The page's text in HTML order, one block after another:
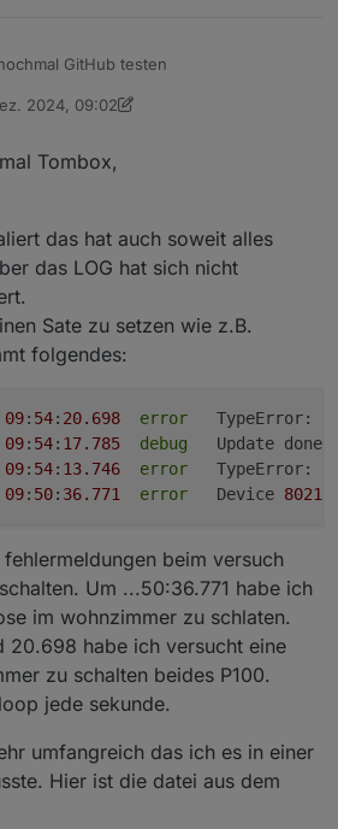
GitHub testen
2024, 09:02
Mr. Qi 12. Sept. 2024, 11:35
Tombox,
das hat auch soweit alles
das LOG hat sich nicht
Sate zu setzen wie z.B.
folgendes:
09: 54: 20.698 error
TypeError:
09: 54: 17.785 debug
09: 54: 13.746 error
TypeError:
09: 50: 36.771 error
   Device
beim versuch
Um ...50:36.771 habe ich
im wohnzimmer zu schlaten.
20.698 habe ich versucht eine
zu schalten beides P100.
jede sekunde.
umfangreich das ich es in einer
Hier ist die datei aus dem